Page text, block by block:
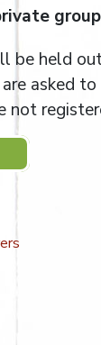
held
asked
not